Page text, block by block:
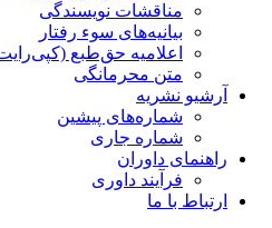
مناقشات نویسندگی
بیانیه‌های سوء رفتار
اعلامیه حق‌طبع (کپی‌رایت)
متن محرمانگی
آرشیو نشریه
شماره‌های پیشین
شماره جاری
راهنمای داوران
فرآیند داوری
ارتباط با ما